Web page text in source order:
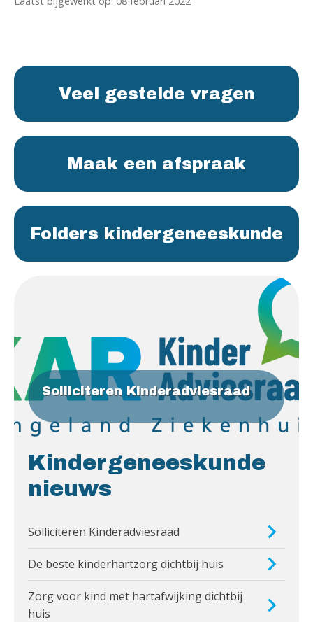
Veel gestelde vragen
Maak een afspraak
Folders kindergeneeskunde
Solliciteren Kinderadviesraad
Kindergeneeskunde
nieuws
Solliciteren Kinderadviesraad
De beste kinderhartzorg dichtbij huis
Zorg voor kind met hartafwijking dichtbij
huis